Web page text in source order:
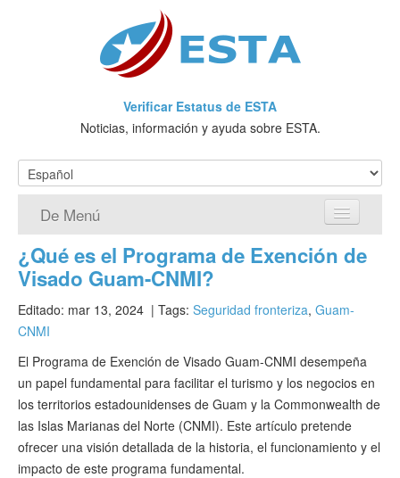
Verificar Estatus de ESTA
Noticias, información y ayuda sobre ESTA.
De Menú
Página de inicio
VWP
Verificar ESTA
ESTA Información
¿Qué es el Programa de Exención de
Visado Guam-CNMI?
Editado: mar 13, 2024 | Tags: Seguridad fronteriza, Guam-
CNMI
El Programa de Exención de Visado Guam-CNMI desempeña
un papel fundamental para facilitar el turismo y los negocios en
los territorios estadounidenses de Guam y la Commonwealth de
las Islas Marianas del Norte (CNMI). Este artículo pretende
ofrecer una visión detallada de la historia, el funcionamiento y el
impacto de este programa fundamental.